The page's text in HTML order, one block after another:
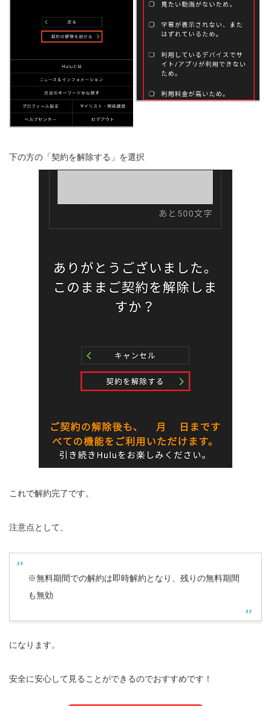
下の方の「契約を解除する」を選択
これで解約完了です。
注意点として、
※無料期間での解約は即時解約となり、残りの無料期間
も無効
になります。
安全に安心して見ることができるのでおすすめです！